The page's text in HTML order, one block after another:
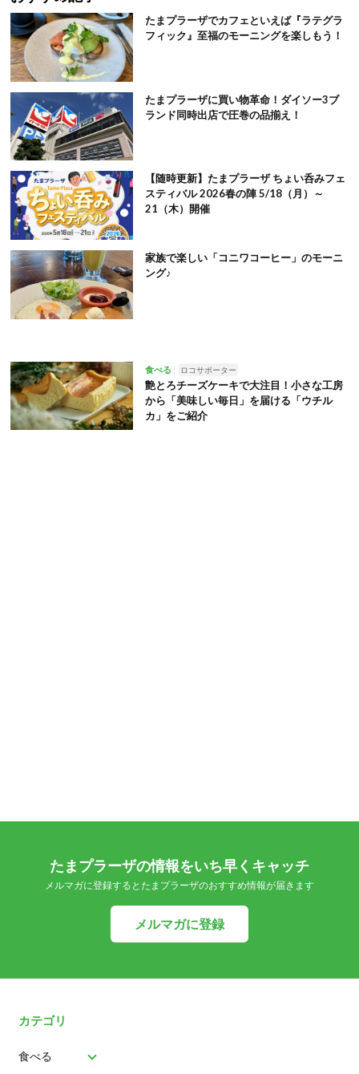
たまプラーザでカフェといえば『ラテグラ
フィック』至福のモーニングを楽しもう！
たまプラーザに買い物革命！ダイソー3ブ
ランド同時出店で圧巻の品揃え！
【随時更新】たまプラーザ ちょい呑みフェ
スティバル 2026春の陣 5/18（月）～
21（木）開催
家族で楽しい「コニワコーヒー」のモーニ
ング♪
食べる ロコサポーター
艶とろチーズケーキで大注目！小さな工房
から「美味しい毎日」を届ける「ウチル
カ」をご紹介
たまプラーザの情報をいち早くキャッチ
メルマガに登録するとたまプラーザのおすすめ情報が届きます
メルマガに登録
カテゴリ
食べる